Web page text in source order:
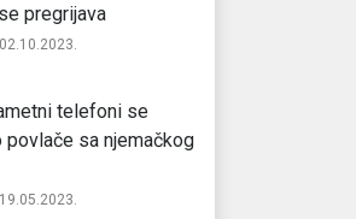
pregrijava
02.10.2023.
telefoni se
povlače sa njemačkog
19.05.2023.